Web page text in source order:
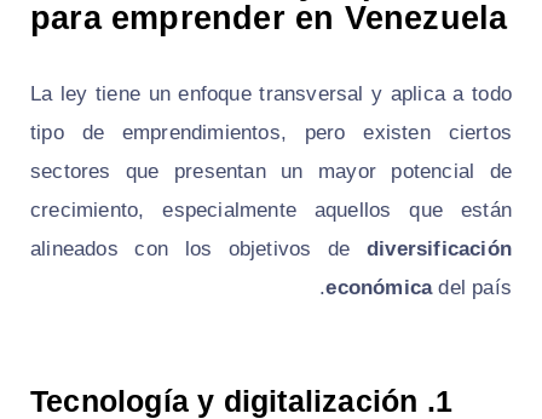
para emprender en Venezuela
La ley tiene un enfoque transversal y aplica a todo
tipo de emprendimientos, pero existen ciertos
sectores que presentan un mayor potencial de
crecimiento, especialmente aquellos que están
alineados con los objetivos de diversificación
económicadel país.
1.
Tecnología y digitalización